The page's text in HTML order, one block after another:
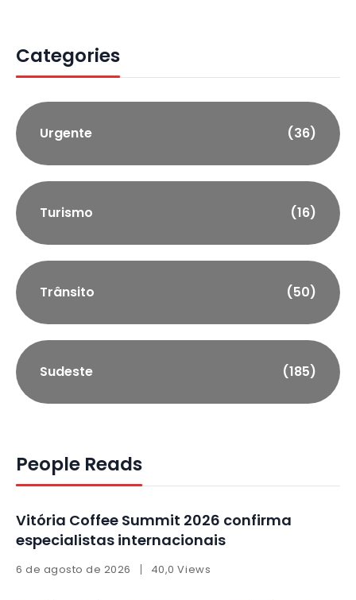
Categories
Urgente (36)
Turismo (16)
Trânsito (50)
Sudeste (185)
People Reads
Vitória Coffee Summit 2026 confirma
especialistas internacionais
6 de agosto de 2026 40,0 Views